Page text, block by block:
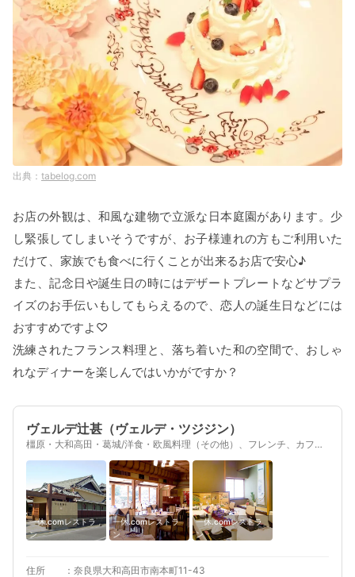
tabelog.com
お店の外観は、和風な建物で立派な日本庭園があります。少
し緊張してしまいそうですが、お子様連れの方もご利用いた
だけて、家族でも食べに行くことが出来るお店で安心♪
また、記念日や誕生日の時にはデザートプレートなどサプラ
イズのお手伝いもしてもらえるので、恋人の誕生日などには
おすすめですよ♡
洗練されたフランス料理と、落ち着いた和の空間で、おしゃ
れなディナーを楽しんではいかがですか？
ヴェルデ辻甚（ヴェルデ・ツジジン）
橿原・大和高田・葛城/洋食・欧風料理（その他）、フレンチ、カフ
一休.comレストラ
ン
一休.comレストラ
ン
一休.comレストラ
ン
住所
奈良県大和高田市南本町11-43